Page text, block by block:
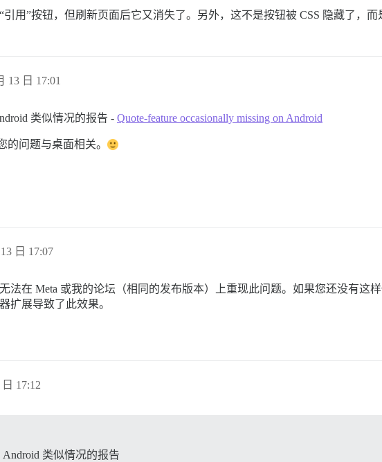
用”按钮，但刷新页面后它又消失了。另外，这不是按钮被 CSS 隐藏了，而
13 日 17:01
类似情况的报告 - Quote-feature occasionally missing on Android
的问题与桌面相关。
日 17:07
法在 Meta 或我的论坛（相同的发布版本）上重现此问题。如果您还没有这
扩展导致了此效果。
17:12
类似情况的报告